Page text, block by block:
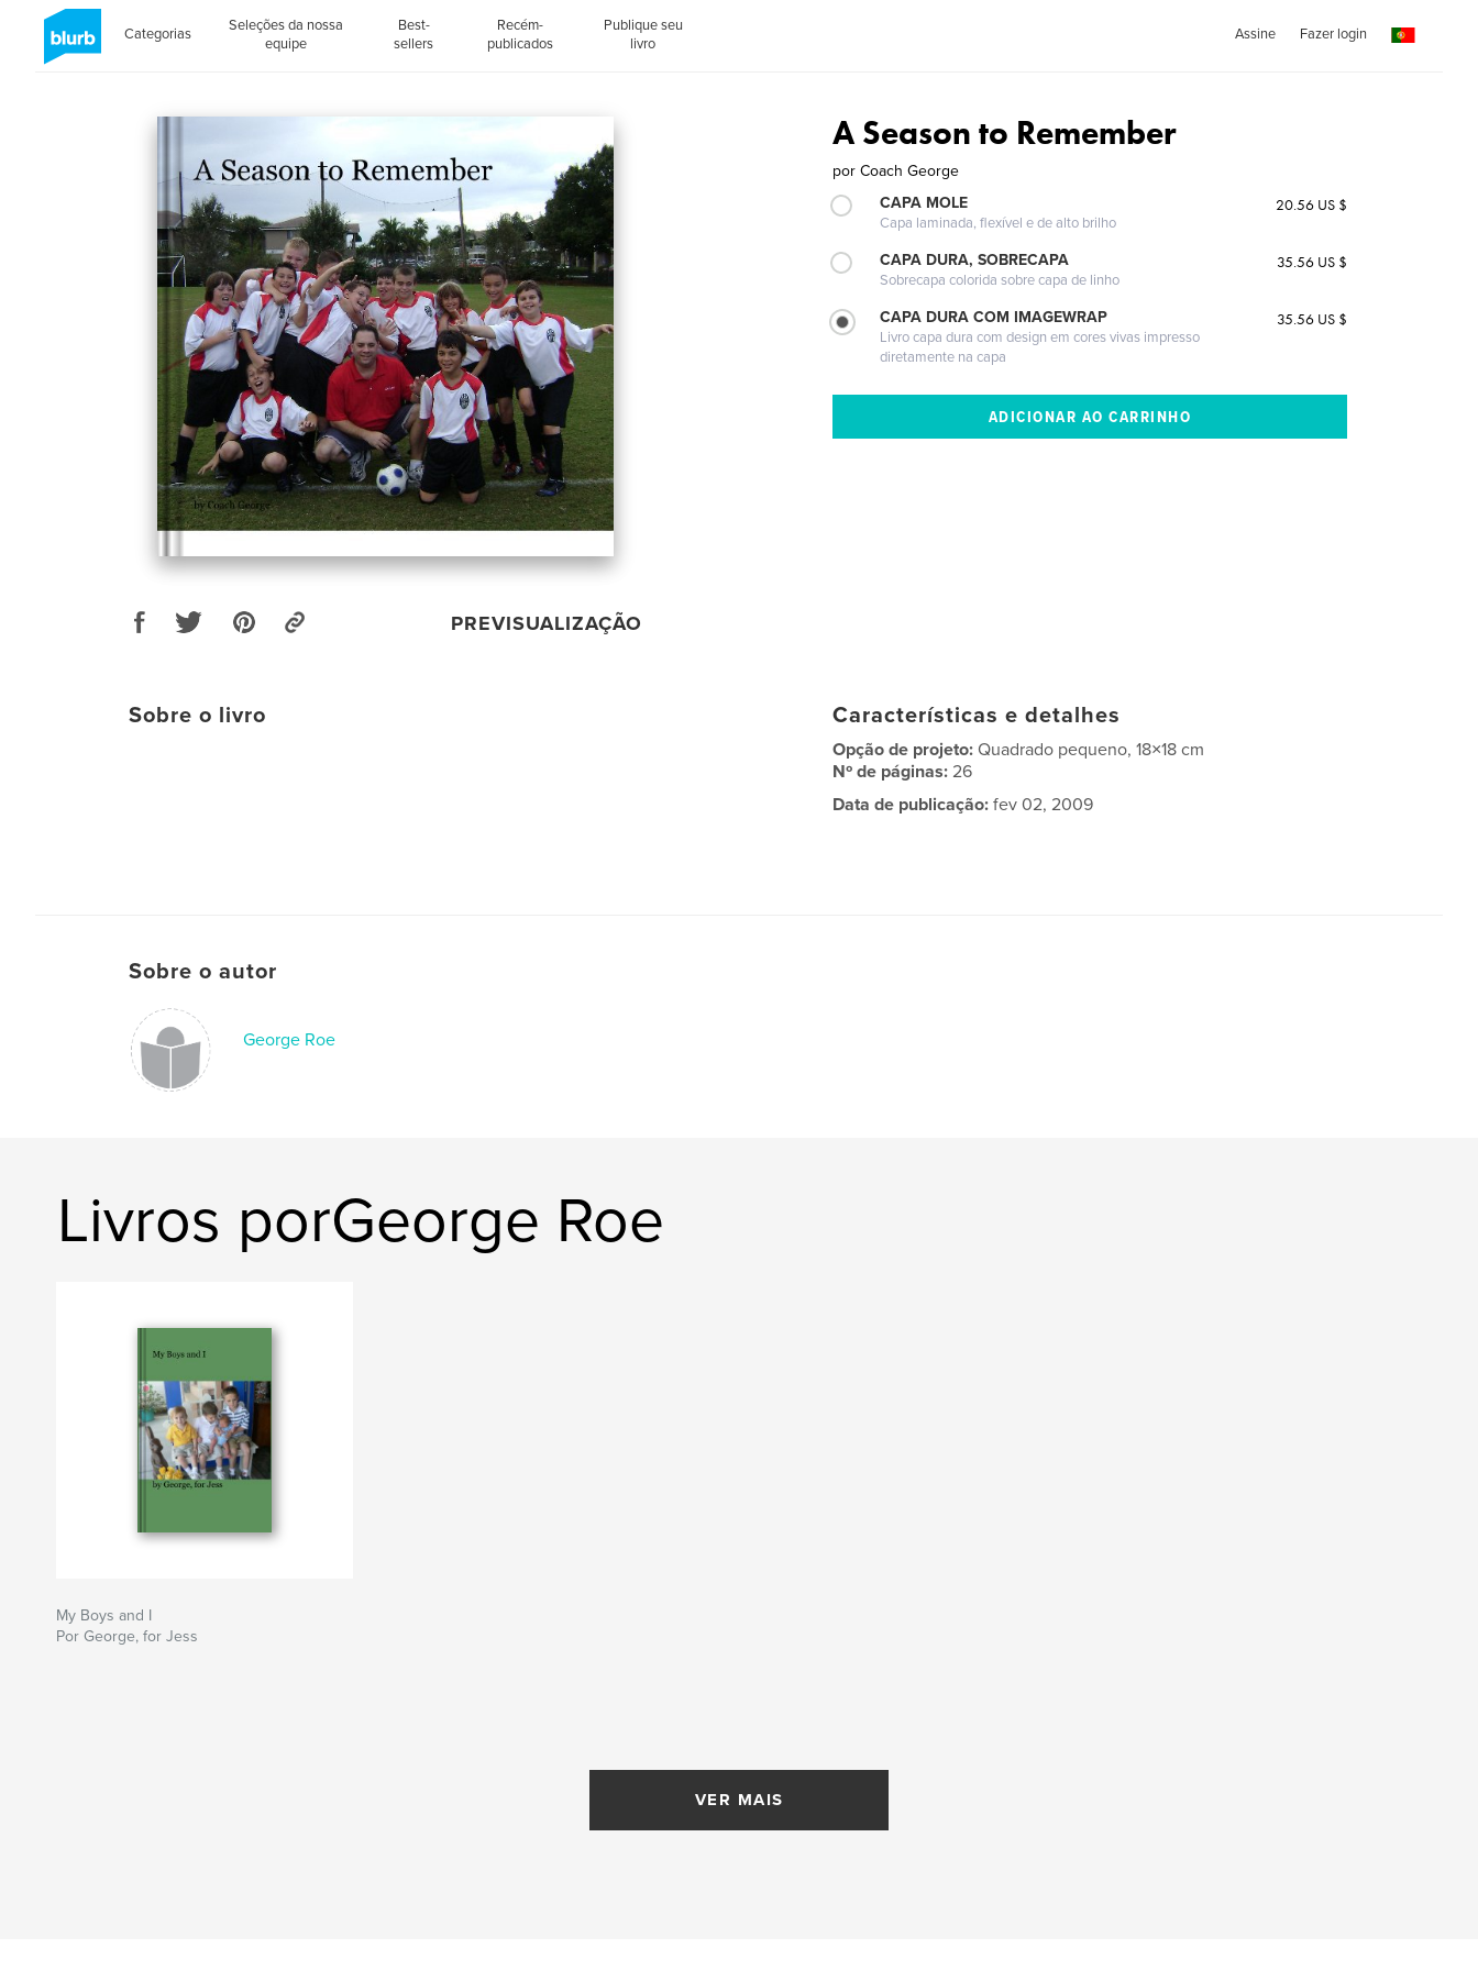
Categorias
Seleções da nossa
equipe
Best-
sellers
Recém-
publicados
Publique seu
livro
Assine Fazer login
PREVISUALIZAÇÃO
A Season to Remember
por Coach George
CAPA MOLE
Capa laminada, flexível e de alto brilho
20.56 US $
CAPA DURA, SOBRECAPA
Sobrecapa colorida sobre capa de linho
35.56 US $
CAPA DURA COM IMAGEWRAP
Livro capa dura com design em cores vivas impresso
diretamente na capa
35.56 US $
Sobre o livro Características e detalhes
Opção de projeto:Quadrado pequeno, 18×18 cm
Nº de páginas:26
Data de publicação: fev 02, 2009
Sobre o autor
George Roe
Livros porGeorge Roe
My Boys and I
Por George, for Jess
VER MAIS